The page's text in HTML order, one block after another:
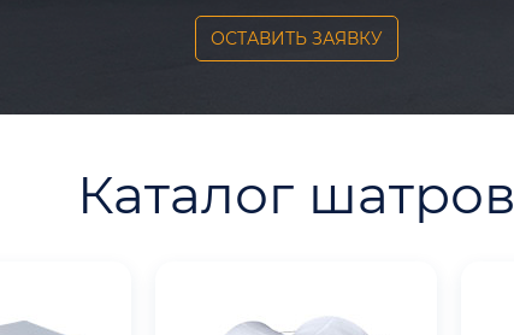
ОСТАВИТЬ ЗАЯВКУ
Каталог шатров